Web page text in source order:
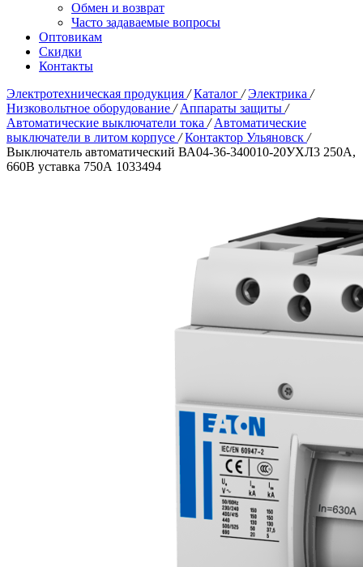
Обмен и возврат
Часто задаваемые вопросы
Оптовикам
Скидки
Контакты
Электротехническая продукция / Каталог / Электрика /
Низковольтное оборудование / Аппараты защиты /
Автоматические выключатели тока / Автоматические
выключатели в литом корпусе / Контактор Ульяновск /
Выключатель автоматический ВА04-36-340010-20УХЛ3 250А,
660В уставка 750А 1033494